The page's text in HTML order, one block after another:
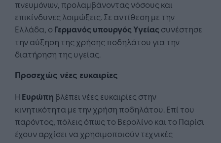
πνευμόνων, προλαμβάνοντας νόσους και
επικίνδυνες λοιμώξεις. Σε αντίθεση με την
Ελλάδα, ο Γερμανός υπουργός Υγείας συνέστησε
την αύξηση της χρήσης ποδηλάτου για την
διατήρηση της υγείας.
Προσεχώς νέες ευκαιρίες
Η Ευρώπη βλέπει νέες ευκαιρίες στην
κινητικότητα με την χρήση ποδηλάτου. Επί του
παρόντος, πόλεις όπως το Βερολίνο και το Παρίσι
έχουν αρχίσει να χρησιμοποιούν τεχνικές